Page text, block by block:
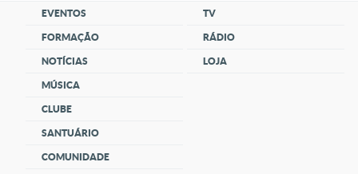
EVENTOS
FORMAÇÃO
NOTÍCIAS
MÚSICA
CLUBE
SANTUÁRIO
COMUNIDADE
TV
RÁDIO
LOJA